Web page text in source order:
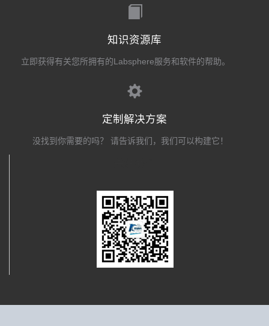
知识资源库
立即获得有关您所拥有的Labsphere服务和软件的帮助。
定制解决方案
没找到你需要的吗？ 请告诉我们，我们可以构建它！